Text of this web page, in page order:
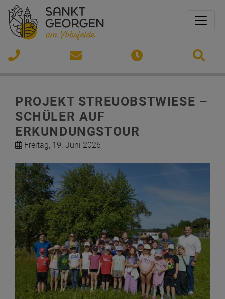
Sprungmarken
Springe direkt zu:
ybbsfelde.gv.at
VOLKSSCHULE
PROJEKT STREUOBSTWIESE –
SCHÜLER AUF
ERKUNDUNGSTOUR
Freitag, 19. Juni 2026